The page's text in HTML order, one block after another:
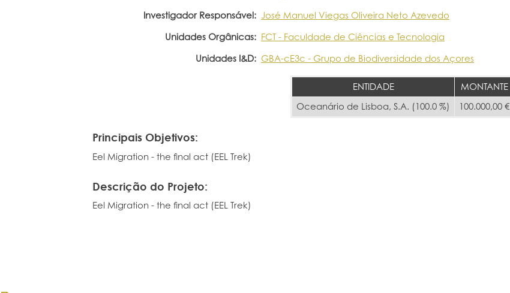
Investigador Responsável: José Manuel Viegas Oliveira Neto Azevedo
Unidades Orgânicas: FCT - Faculdade de Ciências e Tecnologia
Unidades I&D: GBA-cE3c - Grupo de Biodiversidade dos Açores
ENTIDADE
MONTANTE
Oceanário de Lisboa, S.A. (100.0 %)
100.000,00 €
Principais Objetivos:
Eel Migration - the final act (EEL Trek)
Descrição do Projeto:
Eel Migration - the final act (EEL Trek)